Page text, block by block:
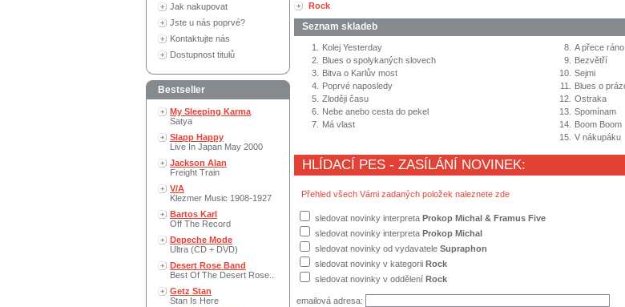
Jak nakupovat
Jste u nás poprvé?
Kontaktujte nás
Dostupnost titulů
Bestseller
My Sleeping Karma
Satya
Slapp Happy
Live In Japan May 2000
Jackson Alan
Freight Train
V/A
Klezmer Music 1908-1927
Bartos Karl
Off The Record
Depeche Mode
Ultra (CD + DVD)
Desert Rose Band
Best Of The Desert Rose..
Getz Stan
Stan Is Here
Rock
Seznam skladeb
1.
Kolej Yesterday
2.
Blues o spolykaných slovech
3.
Bitva o Karlův most
4.
Poprvé naposledy
5. Zloději času
6.
Nebe anebo cesta do pekel
7.
Má vlast
8. A přece ráno
9.
Bezvětří
10. Sejmi
11.
Blues o
12. Ostraka
13. Spomínam
14.
Boom Boom
15. V nákupáku
HLÍDACÍ PES - ZASÍLÁNÍ NOVINEK:
Přehled všech Vámi zadaných položek naleznete zde
sledovat novinky interpreta Prokop Michal & Framus Five
sledovat novinky interpreta Prokop Michal
sledovat novinky od vydavatele Supraphon
sledovat novinky v kategorii Rock
sledovat novinky v oddělení Rock
emailová adresa: